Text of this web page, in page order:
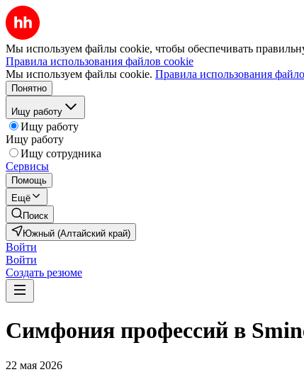
Мы используем файлы cookie, чтобы обеспечивать
Правила использования файлов cookie
Мы используем файлы cookie. Правила использования
Понятно
Ищу работу
Ищу работу
Ищу работу
Ищу сотрудника
Сервисы
Помощь
Ещё
Поиск
Южный (Алтайский край)
Войти
Войти
Создать резюме
Симфония профессий в
22 мая 2026